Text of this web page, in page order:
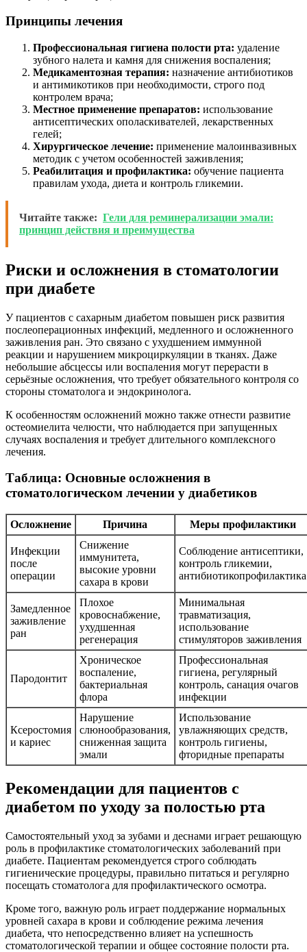
Принципы лечения
Профессиональная гигиена полости рта: удаление
зубного налета и камня для снижения воспаления;
Медикаментозная терапия: назначение антибиотиков
и антимикотиков при необходимости, строго под
контролем врача;
Местное применение препаратов: использование
антисептических ополаскивателей, лекарственных
гелей;
Хирургическое лечение: применение малоинвазивных
методик с учетом особенностей заживления;
Реабилитация и профилактика: обучение пациента
правилам ухода, диета и контроль гликемии.
Читайте также: Гели для реминерализации эмали:
принцип действия и преимущества
Риски и осложнения в стоматологии
при диабете
У пациентов с сахарным диабетом повышен риск развития
послеоперационных инфекций, медленного и осложненного
заживления ран. Это связано с ухудшением иммунной
реакции и нарушением микроциркуляции в тканях. Даже
небольшие абсцессы или воспаления могут перерасти в
серьёзные осложнения, что требует обязательного контроля со
стороны стоматолога и эндокринолога.
К особенностям осложнений можно также отнести развитие
остеомиелита челюсти, что наблюдается при запущенных
случаях воспаления и требует длительного комплексного
лечения.
Таблица: Основные осложнения в
стоматологическом лечении у диабетиков
Осложнение Причина Меры профилактики
Инфекции
после
операции
Снижение
иммунитета,
высокие уровни
сахара в крови
Соблюдение антисептики,
контроль гликемии,
антибиотикопрофилактика
Замедленное
заживление
ран
Плохое
кровоснабжение,
ухудшенная
регенерация
Минимальная
травматизация,
использование
стимуляторов заживления
Пародонтит
Хроническое
воспаление,
бактериальная
флора
Профессиональная
гигиена, регулярный
контроль, санация очагов
инфекции
Ксеростомия
и кариес
Нарушение
слюнообразования,
сниженная защита
эмали
Использование
увлажняющих средств,
контроль гигиены,
фторидные препараты
Рекомендации для пациентов с
диабетом по уходу за полостью рта
Самостоятельный уход за зубами и деснами играет решающую
роль в профилактике стоматологических заболеваний при
диабете. Пациентам рекомендуется строго соблюдать
гигиенические процедуры, правильно питаться и регулярно
посещать стоматолога для профилактического осмотра.
Кроме того, важную роль играет поддержание нормальных
уровней сахара в крови и соблюдение режима лечения
диабета, что непосредственно влияет на успешность
стоматологической терапии и общее состояние полости рта.